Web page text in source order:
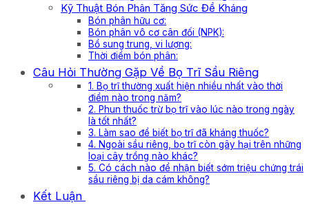
Kỹ Thuật Bón Phân Tăng Sức Đề Kháng
Bón phân hữu cơ:
Bón phân vô cơ cân đối (NPK):
Bổ sung trung, vi lượng:
Thời điểm bón phân:
Câu Hỏi Thường Gặp Về Bọ Trĩ Sầu Riêng
1. Bọ trĩ thường xuất hiện nhiều nhất vào thời
điểm nào trong năm?
2. Phun thuốc trừ bọ trĩ vào lúc nào trong ngày
là tốt nhất?
3. Làm sao để biết bọ trĩ đã kháng thuốc?
4. Ngoài sầu riêng, bọ trĩ còn gây hại trên những
loại cây trồng nào khác?
5. Có cách nào để nhận biết sớm triệu chứng trái
sầu riêng bị da cám không?
Kết Luận